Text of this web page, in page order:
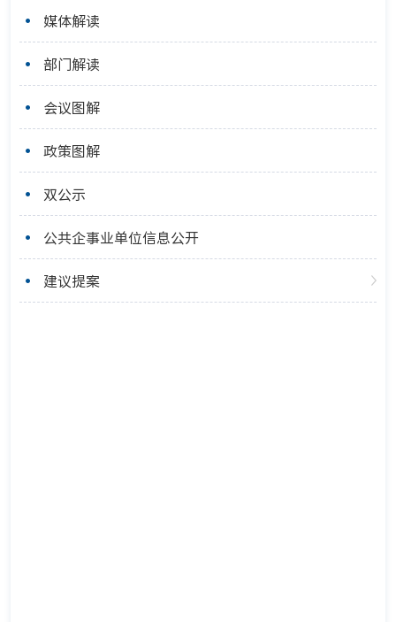
媒体解读
部门解读
会议图解
政策图解
双公示
公共企事业单位信息公开
建议提案